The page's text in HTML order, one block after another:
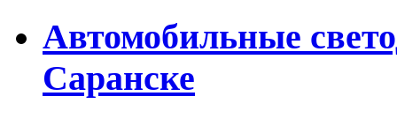
Автомобильные
Саранске